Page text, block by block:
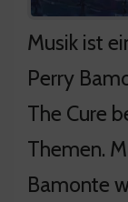
Musik ist
Perry
The Cure
Themen.
Bamonte